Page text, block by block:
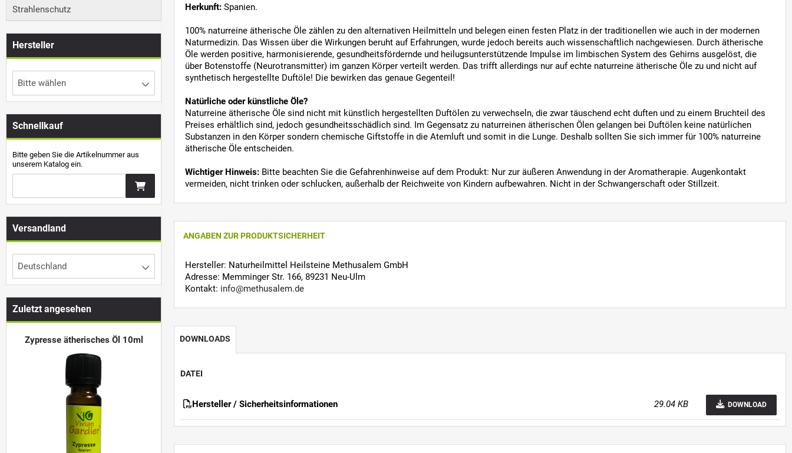
Herkunft: Spanien.
100% naturreine ätherische Öle zählen zu den alternativen Heilmitteln und belegen einen festen Platz in der traditionellen wie auch in der modernen
Naturmedizin. Das Wissen über die Wirkungen beruht auf Erfahrungen, wurde jedoch bereits auch wissenschaftlich nachgewiesen. Durch ätherische
Öle werden positive, harmonisierende, gesundheitsfördernde und heilugsunterstützende Impulse im limbischen System des Gehirns ausgelöst, die
über Botenstoffe (Neurotransmitter) im ganzen Körper verteilt werden. Das trifft allerdings nur auf echte naturreine ätherische Öle zu und nicht auf
synthetisch hergestellte Duftöle! Die bewirken das genaue Gegenteil!
Natürliche oder künstliche Öle?
Naturreine ätherische Öle sind nicht mit künstlich hergestellten Duftölen zu verwechseln, die zwar täuschend echt duften und zu einem Bruchteil des
Preises erhältlich sind, jedoch gesundheitsschädlich sind. Im Gegensatz zu naturreinen ätherischen Ölen gelangen bei Duftölen keine natürlichen
Substanzen in den Körper sondern chemische Giftstoffe in die Atemluft und somit in die Lunge. Deshalb sollten Sie sich immer für 100% naturreine
ätherische Öle entscheiden.
Wichtiger Hinweis: Bitte beachten Sie die Gefahrenhinweise auf dem Produkt: Nur zur äußeren Anwendung in der Aromatherapie. Augenkontakt
vermeiden, nicht trinken oder schlucken, außerhalb der Reichweite von Kindern aufbewahren. Nicht in der Schwangerschaft oder Stillzeit.
ANGABEN ZUR PRODUKTSICHERHEIT
Hersteller: Naturheilmittel Heilsteine Methusalem GmbH
Adresse: Memminger Str. 166, 89231 Neu-Ulm
Kontakt: info@methusalem.de
DOWNLOADS
DATEI
Hersteller / Sicherheitsinformationen DOWNLOAD
29.04 KB
Strahlenschutz
Hersteller
Bitte wählen
Schnellkauf
Bitte geben Sie die Artikelnummer aus
unserem Katalog ein.
Versandland
Deutschland
Zuletzt angesehen
Zypresse ätherisches Öl 10ml